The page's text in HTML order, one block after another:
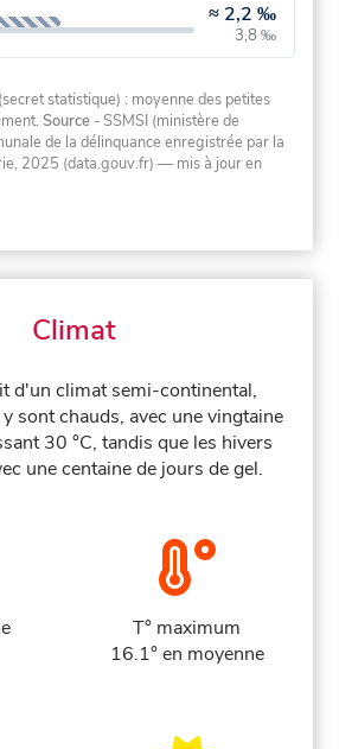
≈ 2,2 ‰
3,8 ‰
statistique) : moyenne des petites
Source - SSMSI (ministère de
de la délinquance enregistrée par la
2025 (data.gouv.fr) — mis à jour en
Climat
d'un climat semi-continental,
sont chauds, avec une vingtaine
30 °C, tandis que les hivers
une centaine de jours de gel.
T° maximum
16.1° en moyenne